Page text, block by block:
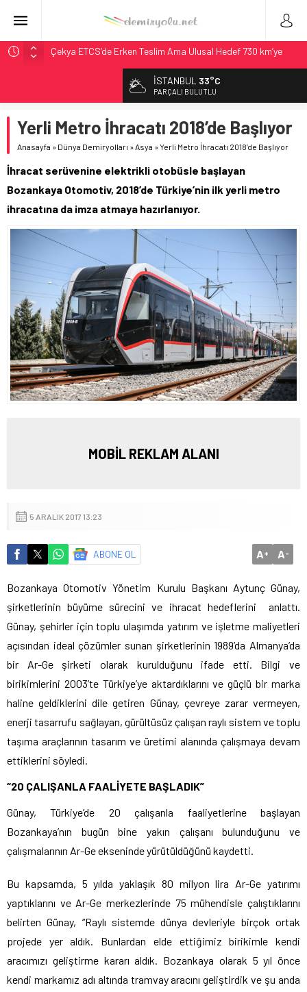
Çekya ETCS’de Erken Teslim Ama Ulusal Hedef 730 km’ye
České dráhy 101 Yaşındaki Buharlıyı Šumava Seferlerine
Brescia 426 Milyon Euro’luk Tramvay İnşaatına Başladı
Northern Railway Doğruladı: 308 Bin Rupiye Özel Vagonda
Puja
Madrid Atocha’da 56 Milyon Euro’luk Yenileme: Sol Tüneli
%33 Kapasite Artışı
İSTANBUL 33°C
PARÇALI BULUTLU
Yerli Metro İhracatı 2018’de Başlıyor
Anasayfa » Dünya Demiryolları »Asya »Yerli Metro İhracatı 2018’de Başlıyor
İhracat serüvenine elektrikli otobüsle başlayan
Bozankaya Otomotiv, 2018’de Türkiye’nin ilk yerli metro
ihracatına da imza atmaya hazırlanıyor.
MOBİL REKLAM ALANI
5 ARALIK 2017 13:23
ABONE OL A+ A-
Bozankaya Otomotiv Yönetim Kurulu Başkanı Aytunç Günay,
şirketlerinin büyüme sürecini ve ihracat hedeflerini anlattı.
Günay, şehirler için toplu ulaşımda yatırım ve işletme maliyetleri
açısından ideal çözümler sunan şirketlerinin 1989’da Almanya’da
bir Ar-Ge şirketi olarak kurulduğunu ifade etti. Bilgi ve
birikimlerini 2003’te Türkiye’ye aktardıklarını ve güçlü bir marka
haline geldiklerini dile getiren Günay, çevreye zarar vermeyen,
enerji tasarrufu sağlayan, gürültüsüz çalışan raylı sistem ve toplu
taşıma araçlarının tasarım ve üretimi alanında çalışmaya devam
ettiklerini söyledi.
“20 ÇALIŞANLA FAALİYETE BAŞLADIK”
Günay, Türkiye’de 20 çalışanla faaliyetlerine başlayan
Bozankaya’nın bugün bine yakın çalışanı bulunduğunu ve
çalışmalarının Ar-Ge ekseninde yürütüldüğünü kaydetti.
Bu kapsamda, 5 yılda yaklaşık 80 milyon lira Ar-Ge yatırımı
yaptıklarını ve Ar-Ge merkezlerinde 75 mühendisle çalıştıklarını
belirten Günay, “Raylı sistemde dünya devleriyle birçok ortak
projede yer aldık. Bunlardan elde ettiğimiz birikimle kendi
aracımızı geliştirme kararı aldık. Bozankaya olarak 5 yıl önce
kendi markamız adı altında tramvay aracını geliştirdik ve şu anda